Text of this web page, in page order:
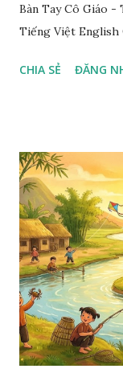
Bàn Tay Cô Giáo -
Tiếng Việt English
CHIA SẺ ĐĂNG